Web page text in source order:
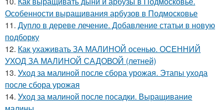
Особенности выращивания арбузов в Подмосковье
11. Дупло в дереве лечение. Добавление статьи в новую
подборку
12. Как ухаживать ЗА МАЛИНОЙ осенью. ОСЕННИЙ
УХОД ЗА МАЛИНОЙ САДОВОЙ (летней)
13. Уход за малиной после сбора урожая. Этапы ухода
после сбора урожая
14. Уход за малиной после посадки. Выращивание